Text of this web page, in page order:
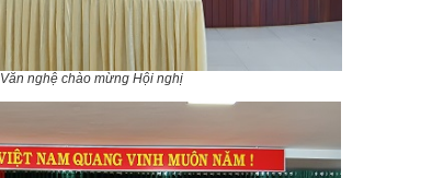
Văn nghệ chào mừng Hội nghị